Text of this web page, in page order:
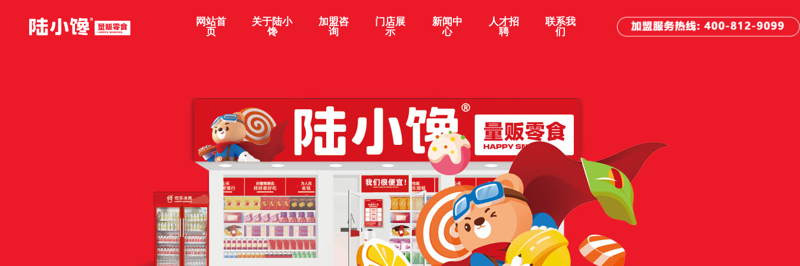
网站首
页
关于陆小
馋
加盟咨
询
门店展
示
新闻中
心
人才招
聘
联系我
们